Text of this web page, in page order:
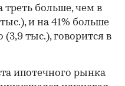
треть больше, чем в
и на 41% больше
(3,9 тыс.), говорится в
ипотечного рынка